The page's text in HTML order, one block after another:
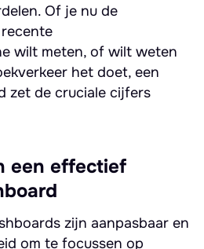
Of je nu de
wilt meten, of wilt weten
het doet, een
zet de cruciale cijfers
een effectief
zijn aanpasbaar en
om te focussen op